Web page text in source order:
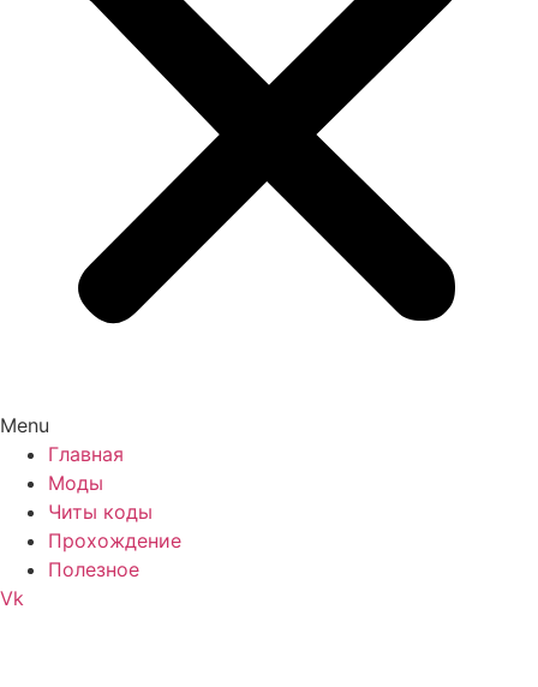
Menu
Главная
Моды
Читы коды
Прохождение
Полезное
Vk